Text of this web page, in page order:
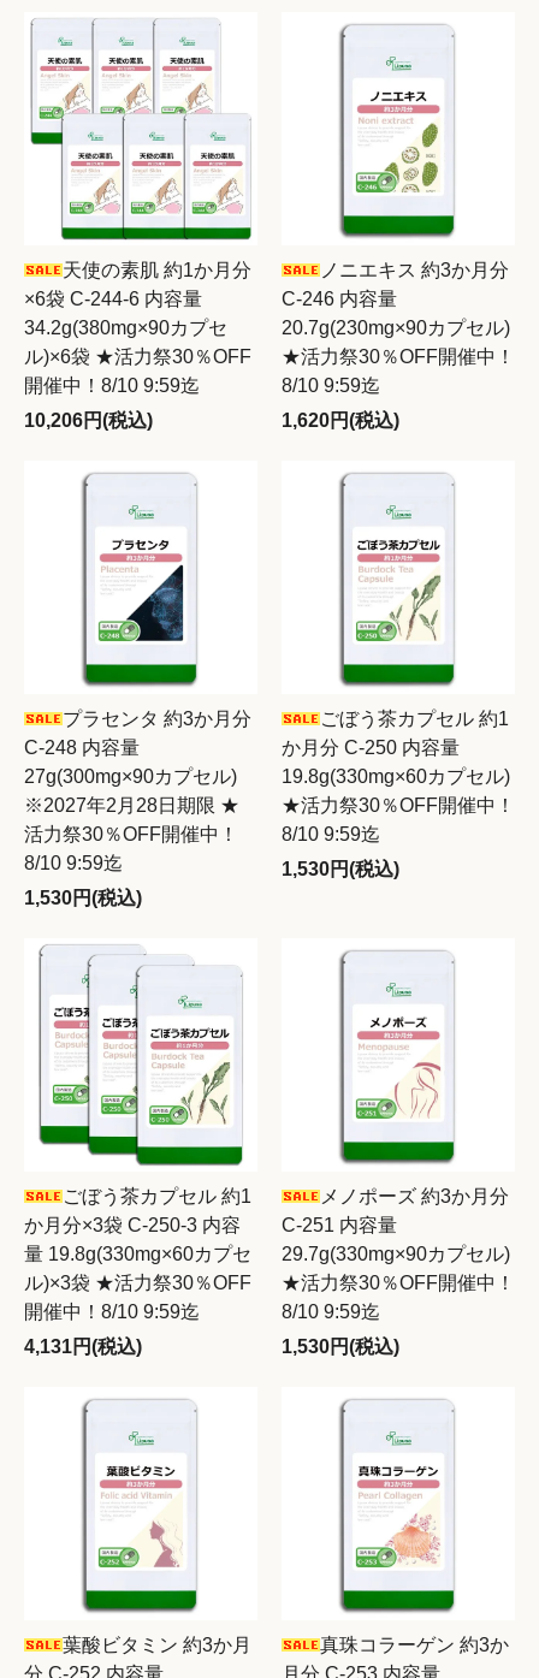
天使の素肌 約1か月分
×6袋 C-244-6 内容量
34.2g(380mg×90カプセ
ル)×6袋 ★活力祭30％OFF
開催中！8/10 9:59迄
10,206円(税込)
ノニエキス 約3か月分
C-246 内容量
20.7g(230mg×90カプセル)
★活力祭30％OFF開催中！
8/10 9:59迄
1,620円(税込)
プラセンタ 約3か月分
C-248 内容量
27g(300mg×90カプセル)
※2027年2月28日期限 ★
活力祭30％OFF開催中！
8/10 9:59迄
1,530円(税込)
ごぼう茶カプセル 約1
か月分 C-250 内容量
19.8g(330mg×60カプセル)
★活力祭30％OFF開催中！
8/10 9:59迄
1,530円(税込)
ごぼう茶カプセル 約1
か月分×3袋 C-250-3 内容
量 19.8g(330mg×60カプセ
ル)×3袋 ★活力祭30％OFF
開催中！8/10 9:59迄
4,131円(税込)
メノポーズ 約3か月分
C-251 内容量
29.7g(330mg×90カプセル)
★活力祭30％OFF開催中！
8/10 9:59迄
1,530円(税込)
葉酸ビタミン 約3か月
分 C-252 内容量
真珠コラーゲン 約3か
月分 C-253 内容量